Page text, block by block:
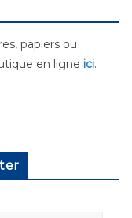
papiers ou
en ligne ici.